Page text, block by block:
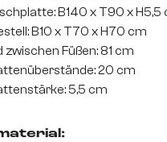
B140 x T90 x H5,5
B10 x T70 x H70 cm
Füßen: 81 cm
20 cm
5,5 cm